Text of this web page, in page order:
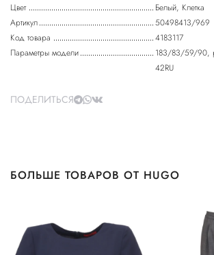
Цвет
Белый, Клетка
Артикул
50498413/969
Код товара
4183117
Параметры модели
183/83/59/90,
42RU
ПОДЕЛИТЬСЯ
БОЛЬШЕ ТОВАРОВ ОТ HUGO